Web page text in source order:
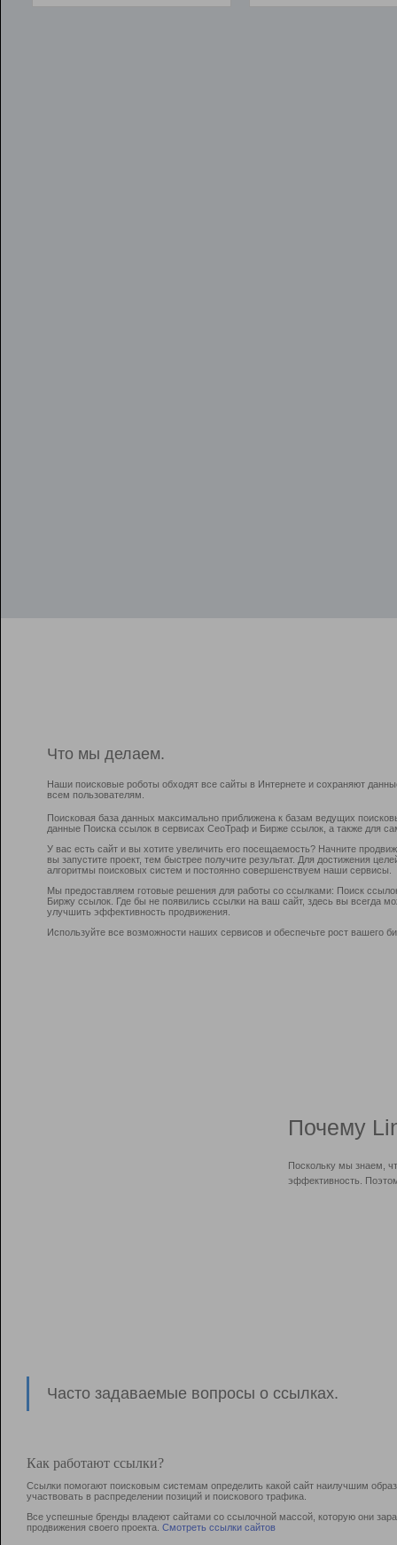
Что мы делаем.
Наши поисковые роботы обходят все сайты в Интернете и сохраняют
всем пользователям.
Поисковая база данных максимально приближена к базам ведущих
данные Поиска ссылок в сервисах СеоТраф и Бирже ссылок, а также для
У вас есть сайт и вы хотите увеличить его посещаемость? Начните
вы запустите проект, тем быстрее получите результат. Для достижения
алгоритмы поисковых систем и постоянно совершенствуем наши сервисы.
Мы предоставляем готовые решения для работы со ссылками: Поиск
Биржу ссылок. Где бы не появились ссылки на ваш сайт, здесь вы всегда
улучшить эффективность продвижения.
Используйте все возможности наших сервисов и обеспечьте рост вашего
Почему
Поскольку мы знаем,
эффективность.
Часто задаваемые вопросы о ссылках.
Как работают ссылки?
Ссылки помогают поисковым системам определить какой сайт наилучшим
участвовать в раcпределении позиций и поискового трафика.
Все успешные бренды владеют сайтами со ссылочной массой, которую они
продвижения своего проекта. Смотреть ссылки сайтов